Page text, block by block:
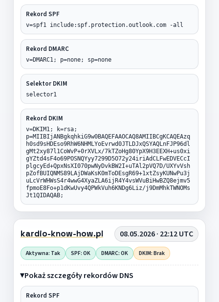
Rekord SPF
v=spf1 include:spf.protection.outlook.com -all
Rekord DMARC
v=DMARC1; p=none; sp=none
Selektor DKIM
selector1
Rekord DKIM
v=DKIM1; k=rsa;
p=MIIBIjANBgkqhkiG9w0BAQEFAAOCAQ8AMIIBCgKCAQEAzq
h0sd9sHDEso9RhW6NHMLYoEvrwd0JTLDJxQSYAQLnFJP96dl
gMt2xy87l1CoWvP+0rXVLx/7kTZoHg80YpX9H3EEXH+us0xi
gYZtd4sF4o69POSNQYyy7299D5O72y24iriAdCLFwEDVECcI
plgcyEd+QpxNsXI070pwNyDvkBW2I+uTAl2pVQ7D/UXYvVsh
pZofBUIQNMS89LAjDWaKsK0mToDEsgR69+1xtZsyKUNwPu3j
uLcVrWHWsS4r4wwG4XyaZLA6ijR4Y4vsWVuBiHwBZQ8ejmv5
fpmoE8Fo+p1dKwUvy4QPWkVuh6KNDg6Liz/j9DmMhkTWNOMs
Jt1QIDAQAB;
kardio-know-how.pl 08.05.2026 · 22:12 UTC
Aktywna: Tak SPF: OK DMARC: OK DKIM: Brak
Pokaż szczegóły rekordów DNS
Rekord SPF